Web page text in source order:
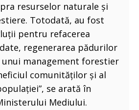
resurselor naturale și
Totodată, au fost
pentru refacerea
regenerarea pădurilor
unui management forestier
comunităților și al
se arată în
Mediului.